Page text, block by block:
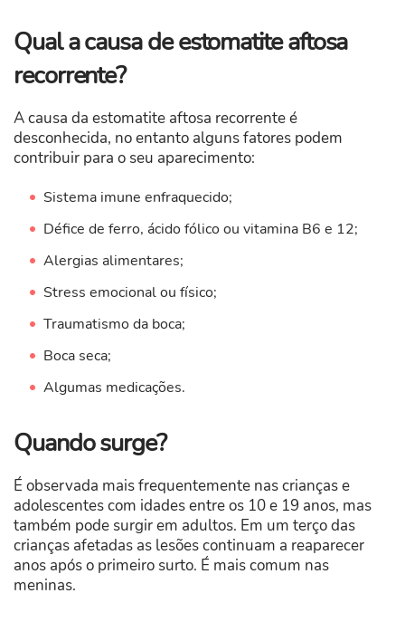
Qual a causa de estomatite aftosa
recorrente?
A causa da estomatite aftosa recorrente é
desconhecida, no entanto alguns fatores podem
contribuir para o seu aparecimento:
Sistema imune enfraquecido;
Défice de ferro, ácido fólico ou vitamina B6 e 12;
Alergias alimentares;
Stress emocional ou físico;
Traumatismo da boca;
Boca seca;
Algumas medicações.
Quando surge?
É observada mais frequentemente nas crianças e
adolescentes com idades entre os 10 e 19 anos, mas
também pode surgir em adultos. Em um terço das
crianças afetadas as lesões continuam a reaparecer
anos após o primeiro surto. É mais comum nas
meninas.